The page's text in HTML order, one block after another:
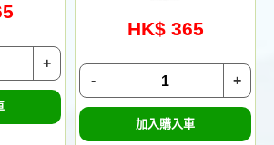
+
HK$ 365
+
-
加入購入車